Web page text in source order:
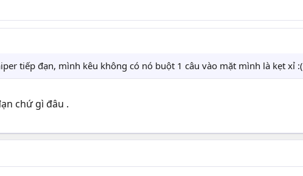
tiếp đạn, mình kêu không có nó buột 1 câu vào mặt mình là kẹt xỉ :(
chứ gì đâu .